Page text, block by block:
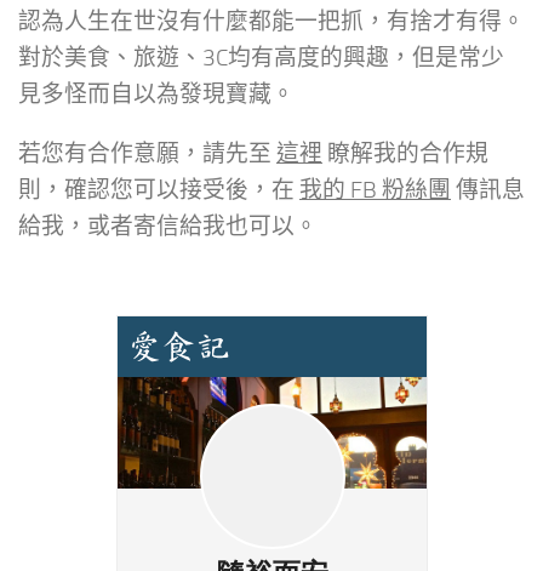
認為人生在世沒有什麼都能一把抓，有捨才有得。
對於美食、旅遊、3C均有高度的興趣，但是常少
見多怪而自以為發現寶藏。
若您有合作意願，請先至 這裡 瞭解我的合作規
則，確認您可以接受後，在 我的 FB 粉絲團 傳訊息
給我，或者寄信給我也可以。